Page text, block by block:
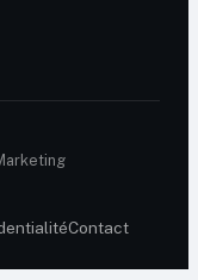
Contact